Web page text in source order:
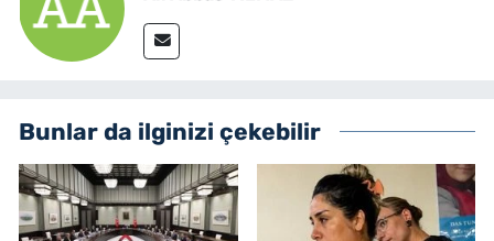
Bunlar da ilginizi çekebilir